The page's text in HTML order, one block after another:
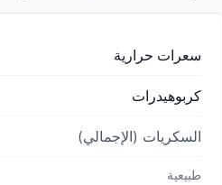
سعرات حرارية
كربوهيدرات
السكريات (الإجمالي)
طبيعية